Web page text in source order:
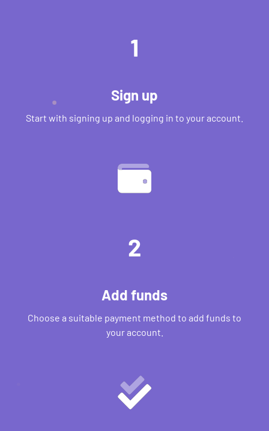
1
Sign up
Start with signing up and logging in to your account.
2
Add funds
Choose a suitable payment method to add funds to
your account.